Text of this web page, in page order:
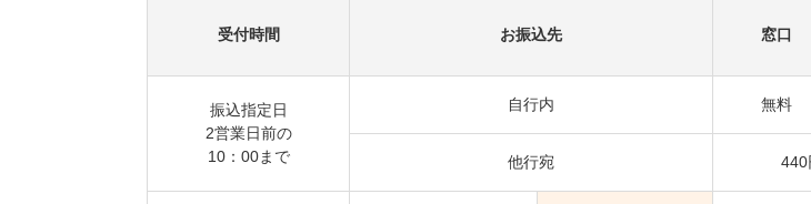
受付時間 お振込先 窓口
振込指定日
2営業日前の
10：00まで
自行内 無料
他行宛 440